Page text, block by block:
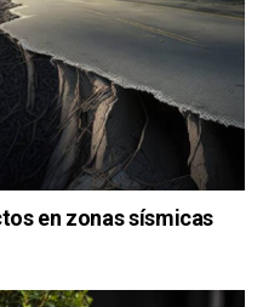
en zonas sísmicas